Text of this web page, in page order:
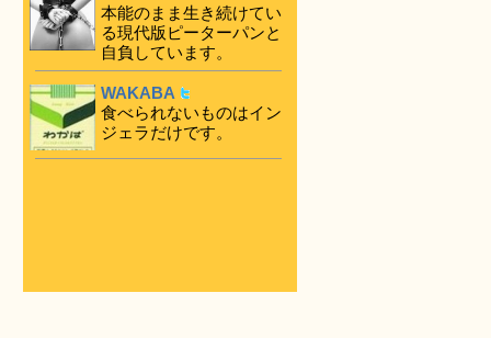
本能のまま生き続けてい
る現代版ピーターパンと
自負しています。
WAKABA
食べられないものはイン
ジェラだけです。